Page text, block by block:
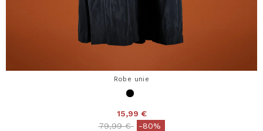
Robe unie
15,99 €
Price reduced from
79,99 €to-80%